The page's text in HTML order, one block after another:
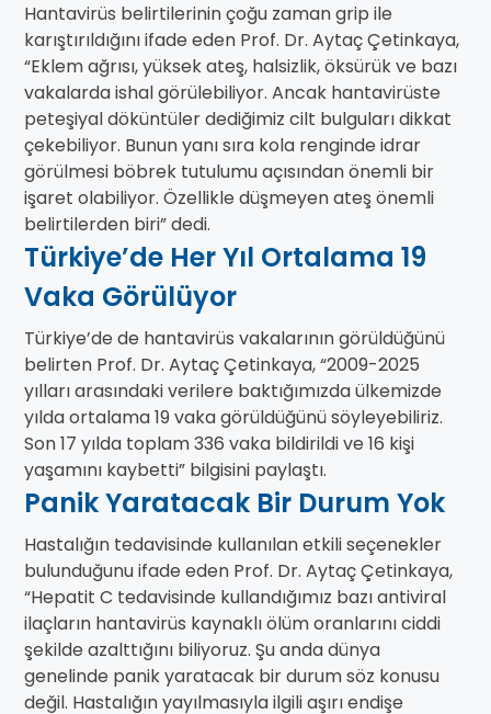
Hantavirüs belirtilerinin çoğu zaman grip ile
karıştırıldığını ifade eden Prof. Dr. Aytaç Çetinkaya,
“Eklem ağrısı, yüksek ateş, halsizlik, öksürük ve bazı
vakalarda ishal görülebiliyor. Ancak hantavirüste
peteşiyal döküntüler dediğimiz cilt bulguları dikkat
çekebiliyor. Bunun yanı sıra kola renginde idrar
görülmesi böbrek tutulumu açısından önemli bir
işaret olabiliyor. Özellikle düşmeyen ateş önemli
belirtilerden biri” dedi.
Türkiye’de Her Yıl Ortalama 19
Vaka Görülüyor
Türkiye’de de hantavirüs vakalarının görüldüğünü
belirten Prof. Dr. Aytaç Çetinkaya, “2009-2025
yılları arasındaki verilere baktığımızda ülkemizde
yılda ortalama 19 vaka görüldüğünü söyleyebiliriz.
Son 17 yılda toplam 336 vaka bildirildi ve 16 kişi
yaşamını kaybetti” bilgisini paylaştı.
Panik Yaratacak Bir Durum Yok
Hastalığın tedavisinde kullanılan etkili seçenekler
bulunduğunu ifade eden Prof. Dr. Aytaç Çetinkaya,
“Hepatit C tedavisinde kullandığımız bazı antiviral
ilaçların hantavirüs kaynaklı ölüm oranlarını ciddi
şekilde azalttığını biliyoruz. Şu anda dünya
genelinde panik yaratacak bir durum söz konusu
değil. Hastalığın yayılmasıyla ilgili aşırı endişe